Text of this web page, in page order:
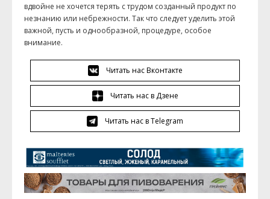
вдвойне не хочется терять с трудом созданный продукт по
незнанию или небрежности. Так что следует уделить этой
важной, пусть и однообразной, процедуре, особое
внимание.
Читать нас Вконтакте
Читать нас в Дзене
Читать нас в Telegram